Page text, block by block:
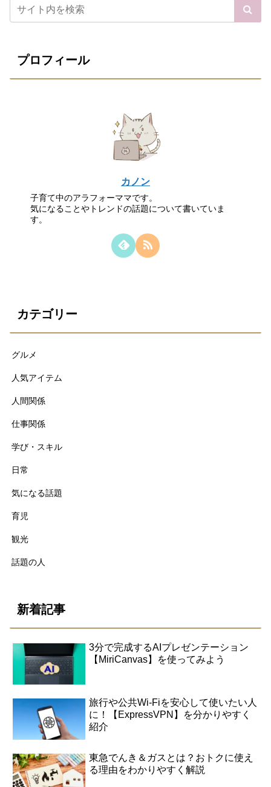
プロフィール
カノン
子育て中のアラフォーママです。
気になることやトレンドの話題について書いていま
す。
カテゴリー
グルメ
人気アイテム
人間関係
仕事関係
学び・スキル
日常
気になる話題
育児
観光
話題の人
新着記事
3分で完成するAIプレゼンテーション
【MiriCanvas】を使ってみよう
旅行や公共Wi-Fiを安心して使いたい人
に！【ExpressVPN】を分かりやすく
紹介
東急でんき＆ガスとは？おトクに使え
る理由をわかりやすく解説